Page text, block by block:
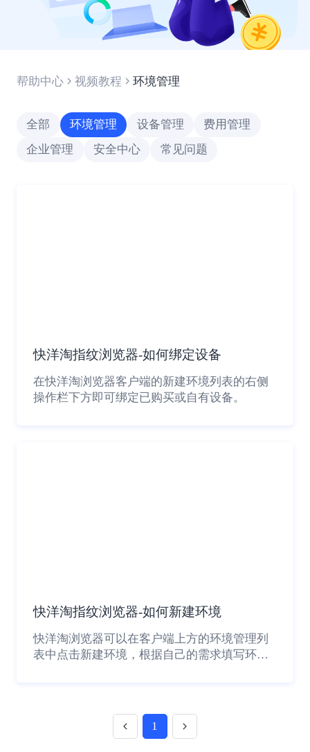
帮助中心 视频教程 环境管理
全部 环境管理 设备管理
费用管理
企业管理
安全中心 常见问题
快洋淘指纹浏览器-如何绑定设备
在快洋淘浏览器客户端的新建环境列表的右侧
操作栏下方即可绑定已购买或自有设备。
快洋淘指纹浏览器-如何新建环境
快洋淘浏览器可以在客户端上方的环境管理列
表中点击新建环境，根据自己的需求填写环境
1